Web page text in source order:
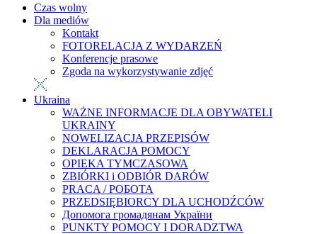
Czas wolny
Dla mediów
Kontakt
FOTORELACJA Z WYDARZEŃ
Konferencje prasowe
Zgoda na wykorzystywanie zdjęć
Ukraina
WAŻNE INFORMACJE DLA OBYWATELI
UKRAINY
NOWELIZACJA PRZEPISÓW
DEKLARACJA POMOCY
OPIEKA TYMCZASOWA
ZBIÓRKI i ODBIÓR DARÓW
PRACA / РОБОТА
PRZEDSIĘBIORCY DLA UCHODŹCÓW
Допомога громадянам України
PUNKTY POMOCY I DORADZTWA